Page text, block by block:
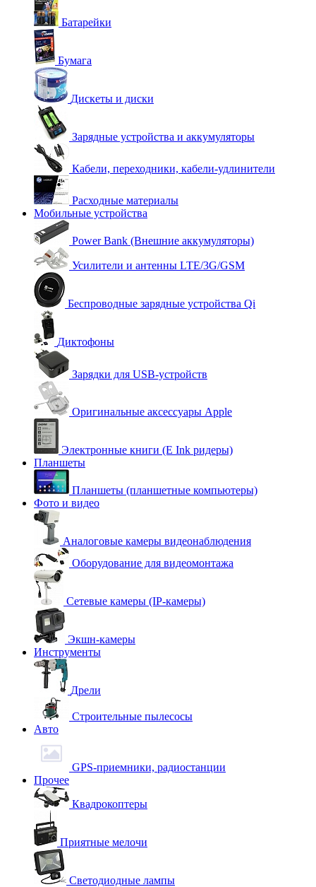
Батарейки
Бумага
Дискеты и диски
Зарядные устройства и аккумуляторы
Кабели, переходники, кабели-удлинители
Расходные материалы
Мобильные устройства
Power Bank (Внешние аккумуляторы)
Усилители и антенны LTE/3G/GSM
Беспроводные зарядные устройства Qi
Диктофоны
Зарядки для USB-устройств
Оригинальные аксессуары Apple
Электронные книги (E Ink ридеры)
Планшеты
Планшеты (планшетные компьютеры)
Фото и видео
Аналоговые камеры видеонаблюдения
Оборудование для видеомонтажа
Сетевые камеры (IP-камеры)
Экшн-камеры
Инструменты
Дрели
Строительные пылесосы
Авто
GPS-приемники, радиостанции
Прочее
Квадрокоптеры
Приятные мелочи
Светодиодные лампы